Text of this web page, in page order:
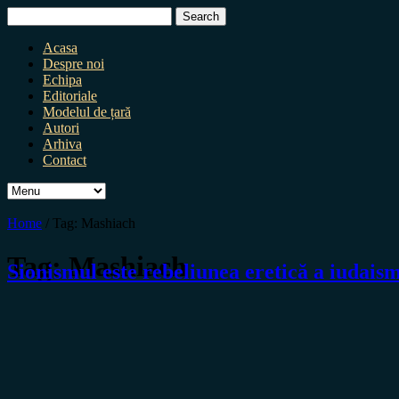
for:
Acasa
Despre noi
Echipa
Editoriale
Modelul de țară
Autori
Arhiva
Contact
Home / Tag: Mashiach
Tag:Mashiach
Sionismul este rebeliunea eretică a